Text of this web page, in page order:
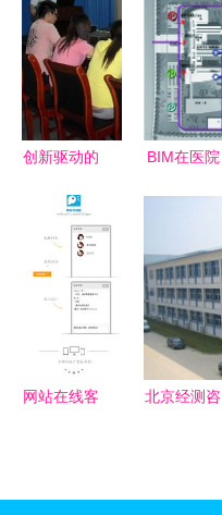
在站酷的咨
询策划服务
解析
地历下，打
造婚恋服务
新标杆
创新驱动的
量，成就企
业新拐点的
推进器——
舟企业管理
咨询有限责
BIM在医院
应用价值及
文化经纪人
服务的必要
性
网站在线客
北京经测咨